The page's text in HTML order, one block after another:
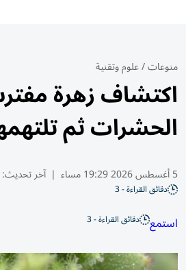
منوعات/علوم وتقنية
اكتشاف زهرة
الحشرات ثم
5 أغسطس 2026 19:29 مساء | آخر تحديث:
دقائق القراءة - 3
استمع دقائق القراءة - 3